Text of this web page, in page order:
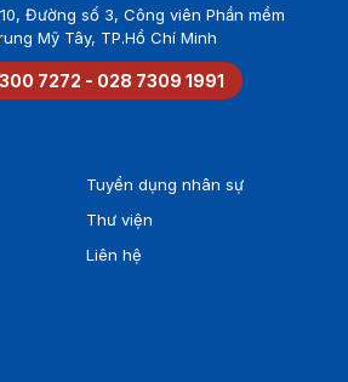
Đường số 3, Công viên Phần mềm
Mỹ Tây, TP.Hồ Chí Minh
7272 - 028 7309 1991
Tuyển dụng nhân sự
Thư viện
Liên hệ